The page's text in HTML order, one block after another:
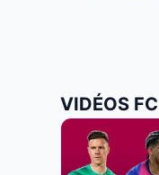
VIDÉOS